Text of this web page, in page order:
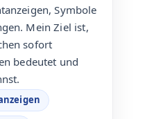
Symbole
Mein Ziel ist,
sofort
bedeutet und